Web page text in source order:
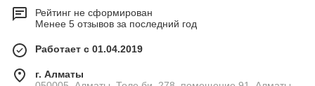
Рейтинг не сформирован
Менее 5 отзывов за последний год
Работает с 01.04.2019
г. Алматы